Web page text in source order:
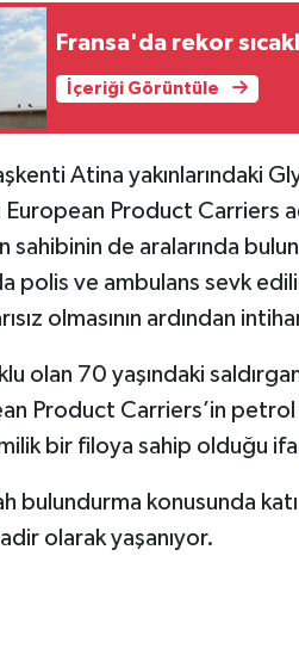
Fransa'da rekor
İçeriği Görüntüle
Atina yakınlarındaki
European Product Carriers
sahibinin de aralarında
polis ve ambulans sevk
olmasının ardından
olan 70 yaşındaki
Product Carriers’in
bir filoya sahip olduğu
bulundurma konusunda
olarak yaşanıyor.